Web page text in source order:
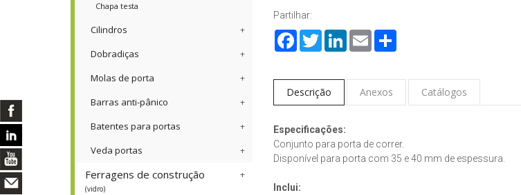
Chapa testa
Cilindros
Dobradiças
Molas de porta
Barras anti-pânico
Batentes para portas
Veda portas
Ferragens de construção
(vidro)
Partilhar:
FacebookTwitterLinkedInEmail Share
Descrição Anexos Catálogos
Especificações:
Conjunto para porta de correr.
Disponível para porta com 35 e 40 mm de espessura.
Inclui: